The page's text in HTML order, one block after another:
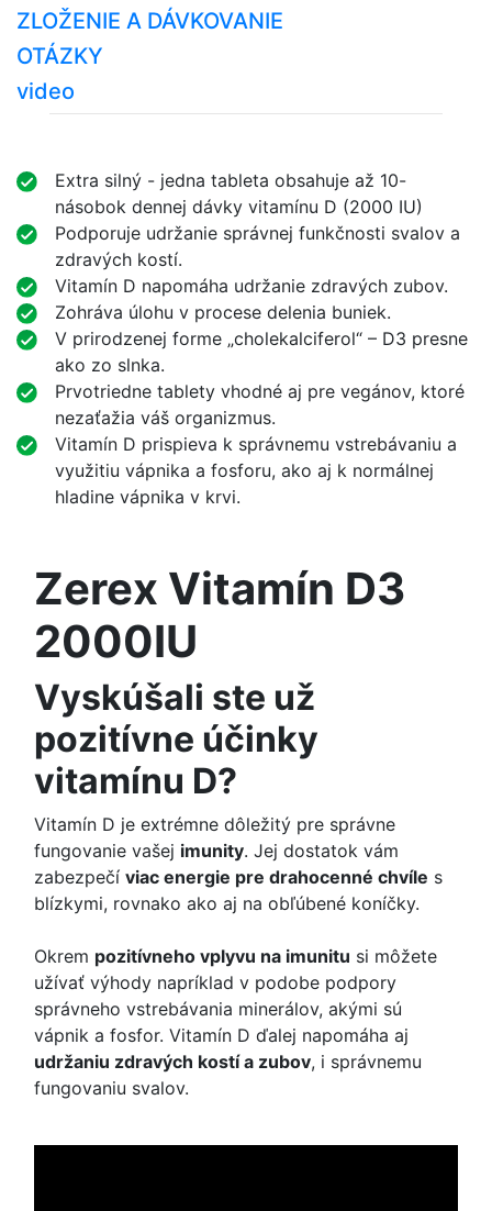
ZLOŽENIE A DÁVKOVANIE
OTÁZKY
video
Extra silný - jedna tableta obsahuje až 10-
násobok dennej dávky vitamínu D (2000 IU)
Podporuje udržanie správnej funkčnosti svalov a
zdravých kostí.
Vitamín D napomáha udržanie zdravých zubov.
Zohráva úlohu v procese delenia buniek.
V prirodzenej forme „cholekalciferol“ – D3 presne
ako zo slnka.
Prvotriedne tablety vhodné aj pre vegánov, ktoré
nezaťažia váš organizmus.
Vitamín D prispieva k správnemu vstrebávaniu a
využitiu vápnika a fosforu, ako aj k normálnej
hladine vápnika v krvi.
Zerex Vitamín D3
2000IU
Vyskúšali ste už
pozitívne účinky
vitamínu D?
Vitamín D je extrémne dôležitý pre správne
fungovanie vašej imunity. Jej dostatok vám
zabezpečí viac energie pre drahocenné chvíle s
blízkymi, rovnako ako aj na obľúbené koníčky.
Okrem pozitívneho vplyvu na imunitu si môžete
užívať výhody napríklad v podobe podpory
správneho vstrebávania minerálov, akými sú
vápnik a fosfor. Vitamín D ďalej napomáha aj
udržaniu zdravých kostí a zubov, i správnemu
fungovaniu svalov.